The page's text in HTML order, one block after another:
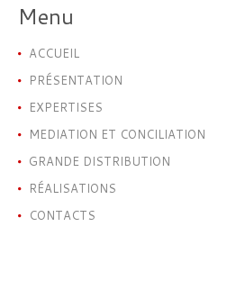
Menu
ACCUEIL
PRÉSENTATION
EXPERTISES
MEDIATION ET CONCILIATION
GRANDE DISTRIBUTION
RÉALISATIONS
CONTACTS